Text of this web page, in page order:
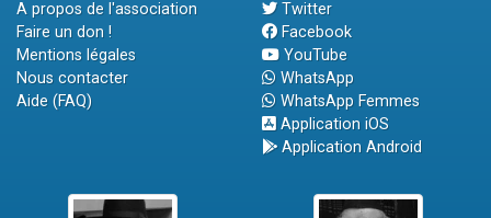
A propos de l'association
Faire un don !
Mentions légales
Nous contacter
Aide (FAQ)
Twitter
Facebook
YouTube
WhatsApp
WhatsApp Femmes
Application iOS
Application Android